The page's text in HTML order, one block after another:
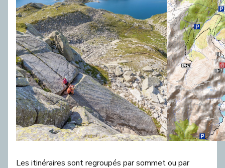
Les itinéraires sont regroupés par sommet ou par